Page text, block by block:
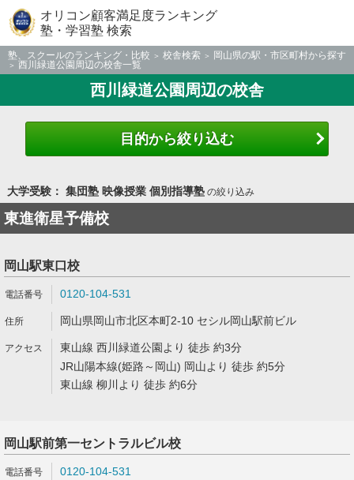
オリコン顧客満足度ランキング
塾・学習塾 検索
塾、スクールのランキング・比較 校舎検索
岡山県の駅・市区町村から探す
西川緑道公園周辺の校舎一覧
西川緑道公園周辺の校舎
目的から絞り込む
大学受験： 集団塾 映像授業 個別指導塾の絞り込み
東進衛星予備校
岡山駅東口校
0120-104-531
岡山県岡山市北区本町2-10 セシル岡山駅前ビル
東山線 西川緑道公園より 徒歩 約3分
JR山陽本線(姫路～岡山) 岡山より 徒歩 約5分
東山線 柳川より 徒歩 約6分
岡山駅前第一セントラルビル校
0120-104-531